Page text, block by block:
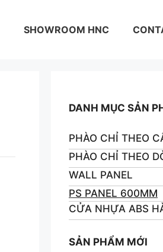
SHOWROOM HNC
DANH MỤC SẢN
PHÀO CHỈ THEO
PHÀO CHỈ THEO
WALL PANEL
PS PANEL 600MM
CỬA NHỰA ABS
SẢN PHẨM MỚI